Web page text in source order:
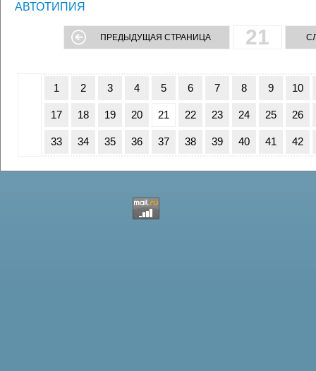
АВТОТИПИЯ
ПРЕДЫДУЩАЯ СТРАНИЦА 21
1 2 3 4 5 6 7 8 9 10
17 18 19 20 21 22 23 24 25 26
33 34 35 36 37 38 39 40 41 42